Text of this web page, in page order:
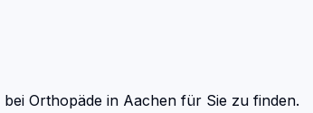
bei Orthopäde in Aachen für Sie zu finden.